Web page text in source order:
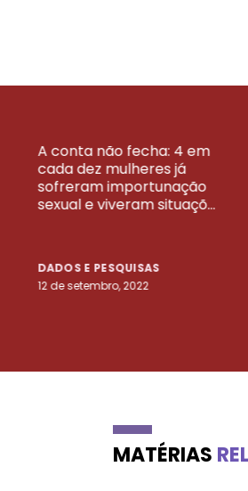
A conta não fecha: 4 em
cada dez mulheres já
sofreram importunação
sexual e viveram situaçõ...
DADOS E PESQUISAS
12 de setembro, 2022
MATÉRIAS